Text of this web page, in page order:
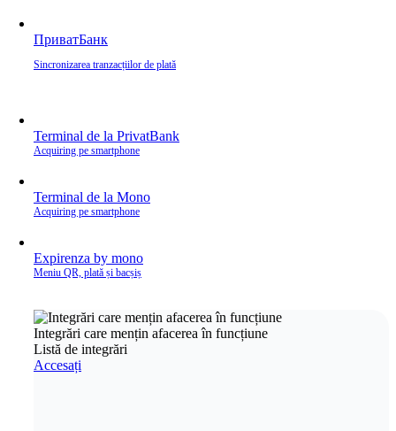
ПриватБанк
Sincronizarea tranzacțiilor de plată
Terminal de la PrivatBank
Acquiring pe smartphone
Terminal de la Mono
Acquiring pe smartphone
Expirenza by mono
Meniu QR, plată și bacșiș
Integrări care mențin afacerea în funcțiune
Listă de integrări
Accesați